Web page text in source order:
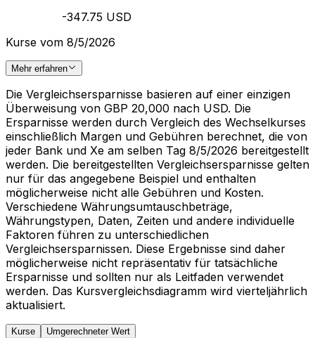
-347.75 USD
Kurse vom 8/5/2026
Mehr erfahren
Die Vergleichsersparnisse basieren auf einer einzigen
Überweisung von GBP 20,000 nach USD. Die
Ersparnisse werden durch Vergleich des Wechselkurses
einschließlich Margen und Gebühren berechnet, die von
jeder Bank und Xe am selben Tag 8/5/2026 bereitgestellt
werden. Die bereitgestellten Vergleichsersparnisse gelten
nur für das angegebene Beispiel und enthalten
möglicherweise nicht alle Gebühren und Kosten.
Verschiedene Währungsumtauschbeträge,
Währungstypen, Daten, Zeiten und andere individuelle
Faktoren führen zu unterschiedlichen
Vergleichsersparnissen. Diese Ergebnisse sind daher
möglicherweise nicht repräsentativ für tatsächliche
Ersparnisse und sollten nur als Leitfaden verwendet
werden. Das Kursvergleichsdiagramm wird vierteljährlich
aktualisiert.
Kurse Umgerechneter Wert